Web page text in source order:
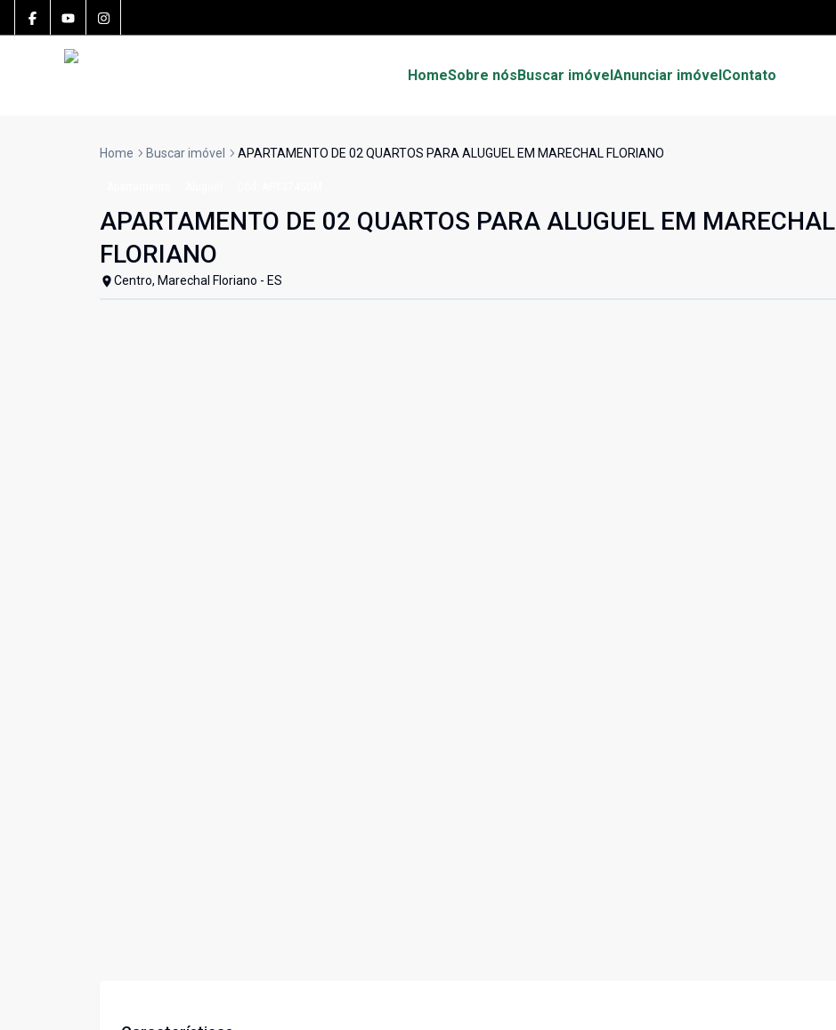
HomeSobre nósBuscar imóvelAnunciar imóvelContato
Home Buscar imóvel APARTAMENTO DE 02 QUARTOS PARA ALUGUEL EM MARECHAL FLORIANO
APARTAMENTO DE 02 QUARTOS PARA ALUGUEL EM MARECHAL
FLORIANO
Centro, Marechal Floriano - ES